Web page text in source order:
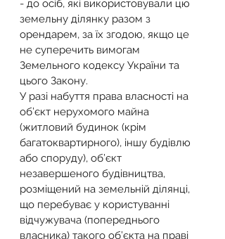
- до осіб, які використовували цю
земельну ділянку разом з
орендарем, за їх згодою, якщо це
не суперечить вимогам
Земельного кодексу України та
цього Закону.
У разі набуття права власності на
об’єкт нерухомого майна
(житловий будинок (крім
багатоквартирного), іншу будівлю
або споруду), об’єкт
незавершеного будівництва,
розміщений на земельній ділянці,
що перебуває у користуванні
відчужувача (попереднього
власника) такого об’єкта на праві